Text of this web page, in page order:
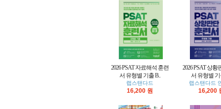
2026 PSAT 자료해석 훈련
서 유형별 기출 B..
랩스탠다드
16,200 원
2026 PSAT 상황
서 유형별 기
랩스탠다드
16,200